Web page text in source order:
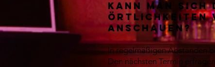
Kann man sich
Örtlichkeiten
anschauen?
In regelmäßigen Abständen
Den nächsten Termin